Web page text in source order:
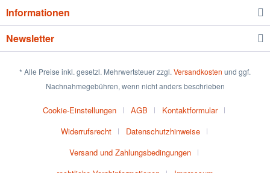
Informationen
Newsletter
* Alle Preise inkl. gesetzl. Mehrwertsteuer zzgl. Versandkosten und ggf.
Nachnahmegebühren, wenn nicht anders beschrieben
Cookie-Einstellungen AGB
Kontaktformular
Widerrufsrecht
Datenschutzhinweise
Versand und Zahlungsbedingungen